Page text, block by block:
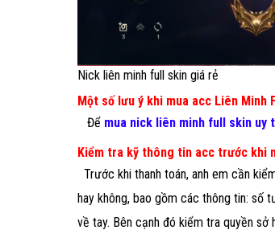
Nick liên minh full skin giá rẻ
Một số lưu ý khi mua acc Liên Minh
Để mua nick liên minh full skin uy
Kiểm tra kỹ thông tin acc trước khi
Trước khi thanh toán, anh em cần
hay không, bao gồm các thông tin: số
về tay. Bên cạnh đó kiểm tra quyền